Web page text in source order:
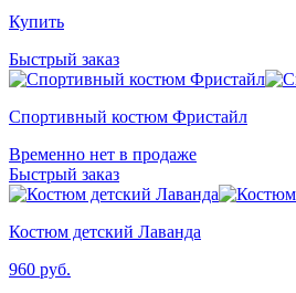
Купить
Быстрый заказ
Спортивный костюм Фристайл
Временно нет в продаже
Быстрый заказ
Костюм детский Лаванда
960 руб.